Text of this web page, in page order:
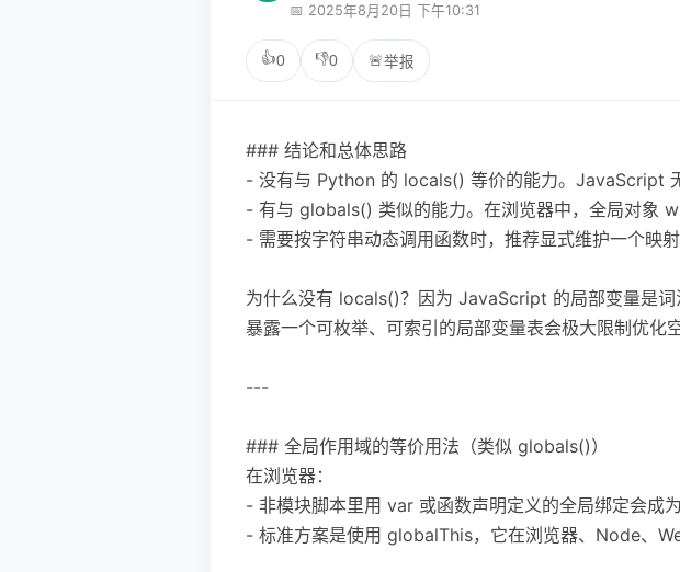
📅 2025年8月20日 下午10:31
👍0 👎0 🚨举报
### 结论和总体思路
- 没有与 Python 的 locals() 等价的能力。JavaScript
- 有与 globals() 类似的能力。在浏览器中，全局对象
- 需要按字符串动态调用函数时，推荐显式维护一个映
为什么没有 locals()？因为 JavaScript 的局部变量是词
暴露一个可枚举、可索引的局部变量表会极大限制优化
---
### 全局作用域的等价用法（类似 globals()）
在浏览器：
- 非模块脚本里用 var 或函数声明定义的全局绑定会成
- 标准方案是使用 globalThis，它在浏览器、Node、